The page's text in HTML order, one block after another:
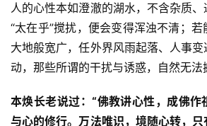
高
僧
访
谈
心
人的心性本如澄澈的湖水，不含杂质
“太在乎”搅扰，便会变得浑浊不清；
大地般宽广，任外界风雨起落、人事
动，那些所谓的干扰与诱惑，自然无法
本焕长老说过：“佛教讲心性，成佛作
与心的修行。万法唯识，境随心转，